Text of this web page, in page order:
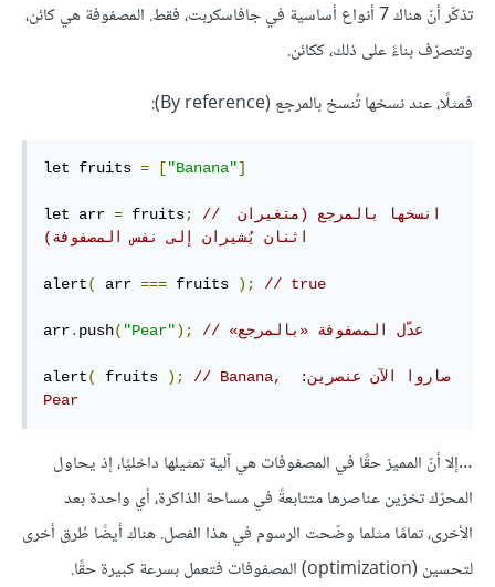
تذكّر أنّ هناك 7 أنواع أساسية في جافاسكربت، فقط. المصفوفة هي كائن،
وتتصرّف بناءً على ذلك، ككائن.
فمثلًا، عند نسخها تُنسخ بالمرجع (By reference):
let fruits = ["Banana"]
let arr = fruits;
// انسخها بالمرجع (متغيران
اثنان يُشيران إلى نفس المصفوفة)‏
alert( arr === fruits ); // true
arr. push( "Pear"); // ‫عدّل المصفوفة «بالمرجع»
alert( fruits );
// صاروا الآن عنصرين: ‫Banana,
Pear
…إلا أنّ المميز حقًا في المصفوفات هي آلية تمثيلها داخليًا، إذ يحاول
المحرّك تخزين عناصرها متتابعةً في مساحة الذاكرة، أي واحدة بعد
الأخرى، تمامًا مثلما وضّحت الرسوم في هذا الفصل. هناك أيضًا طُرق أخرى
لتحسين (optimization) المصفوفات فتعمل بسرعة كبيرة حقًا.